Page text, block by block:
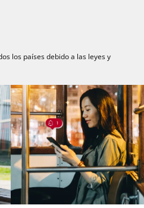
los países debido a las leyes y